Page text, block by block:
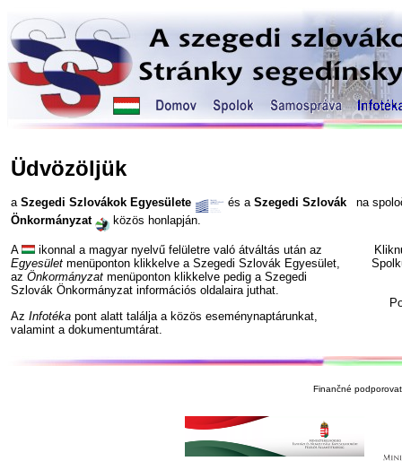
Üdvözöljük
a Szegedi Szlovákok Egyesülete és a Szegedi Szlovák
Önkormányzat
közös honlapján.
A
ikonnal a magyar nyelvű felületre való átváltás után az
Egyesület menüponton klikkelve a Szegedi Szlovák Egyesület,
az Önkormányzat menüponton klikkelve pedig a Szegedi
Szlovák Önkormányzat információs oldalaira juthat.
Az Infotéka pont alatt találja a közös eseménynaptárunkat,
valamint a dokumentumtárat.
na
Finančné